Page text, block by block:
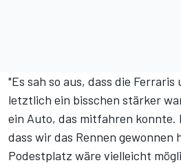
"Es sah so aus, dass die Ferraris
letztlich ein bisschen stärker
ein Auto, das mitfahren konnte.
dass wir das Rennen gewonnen
Podestplatz wäre vielleicht